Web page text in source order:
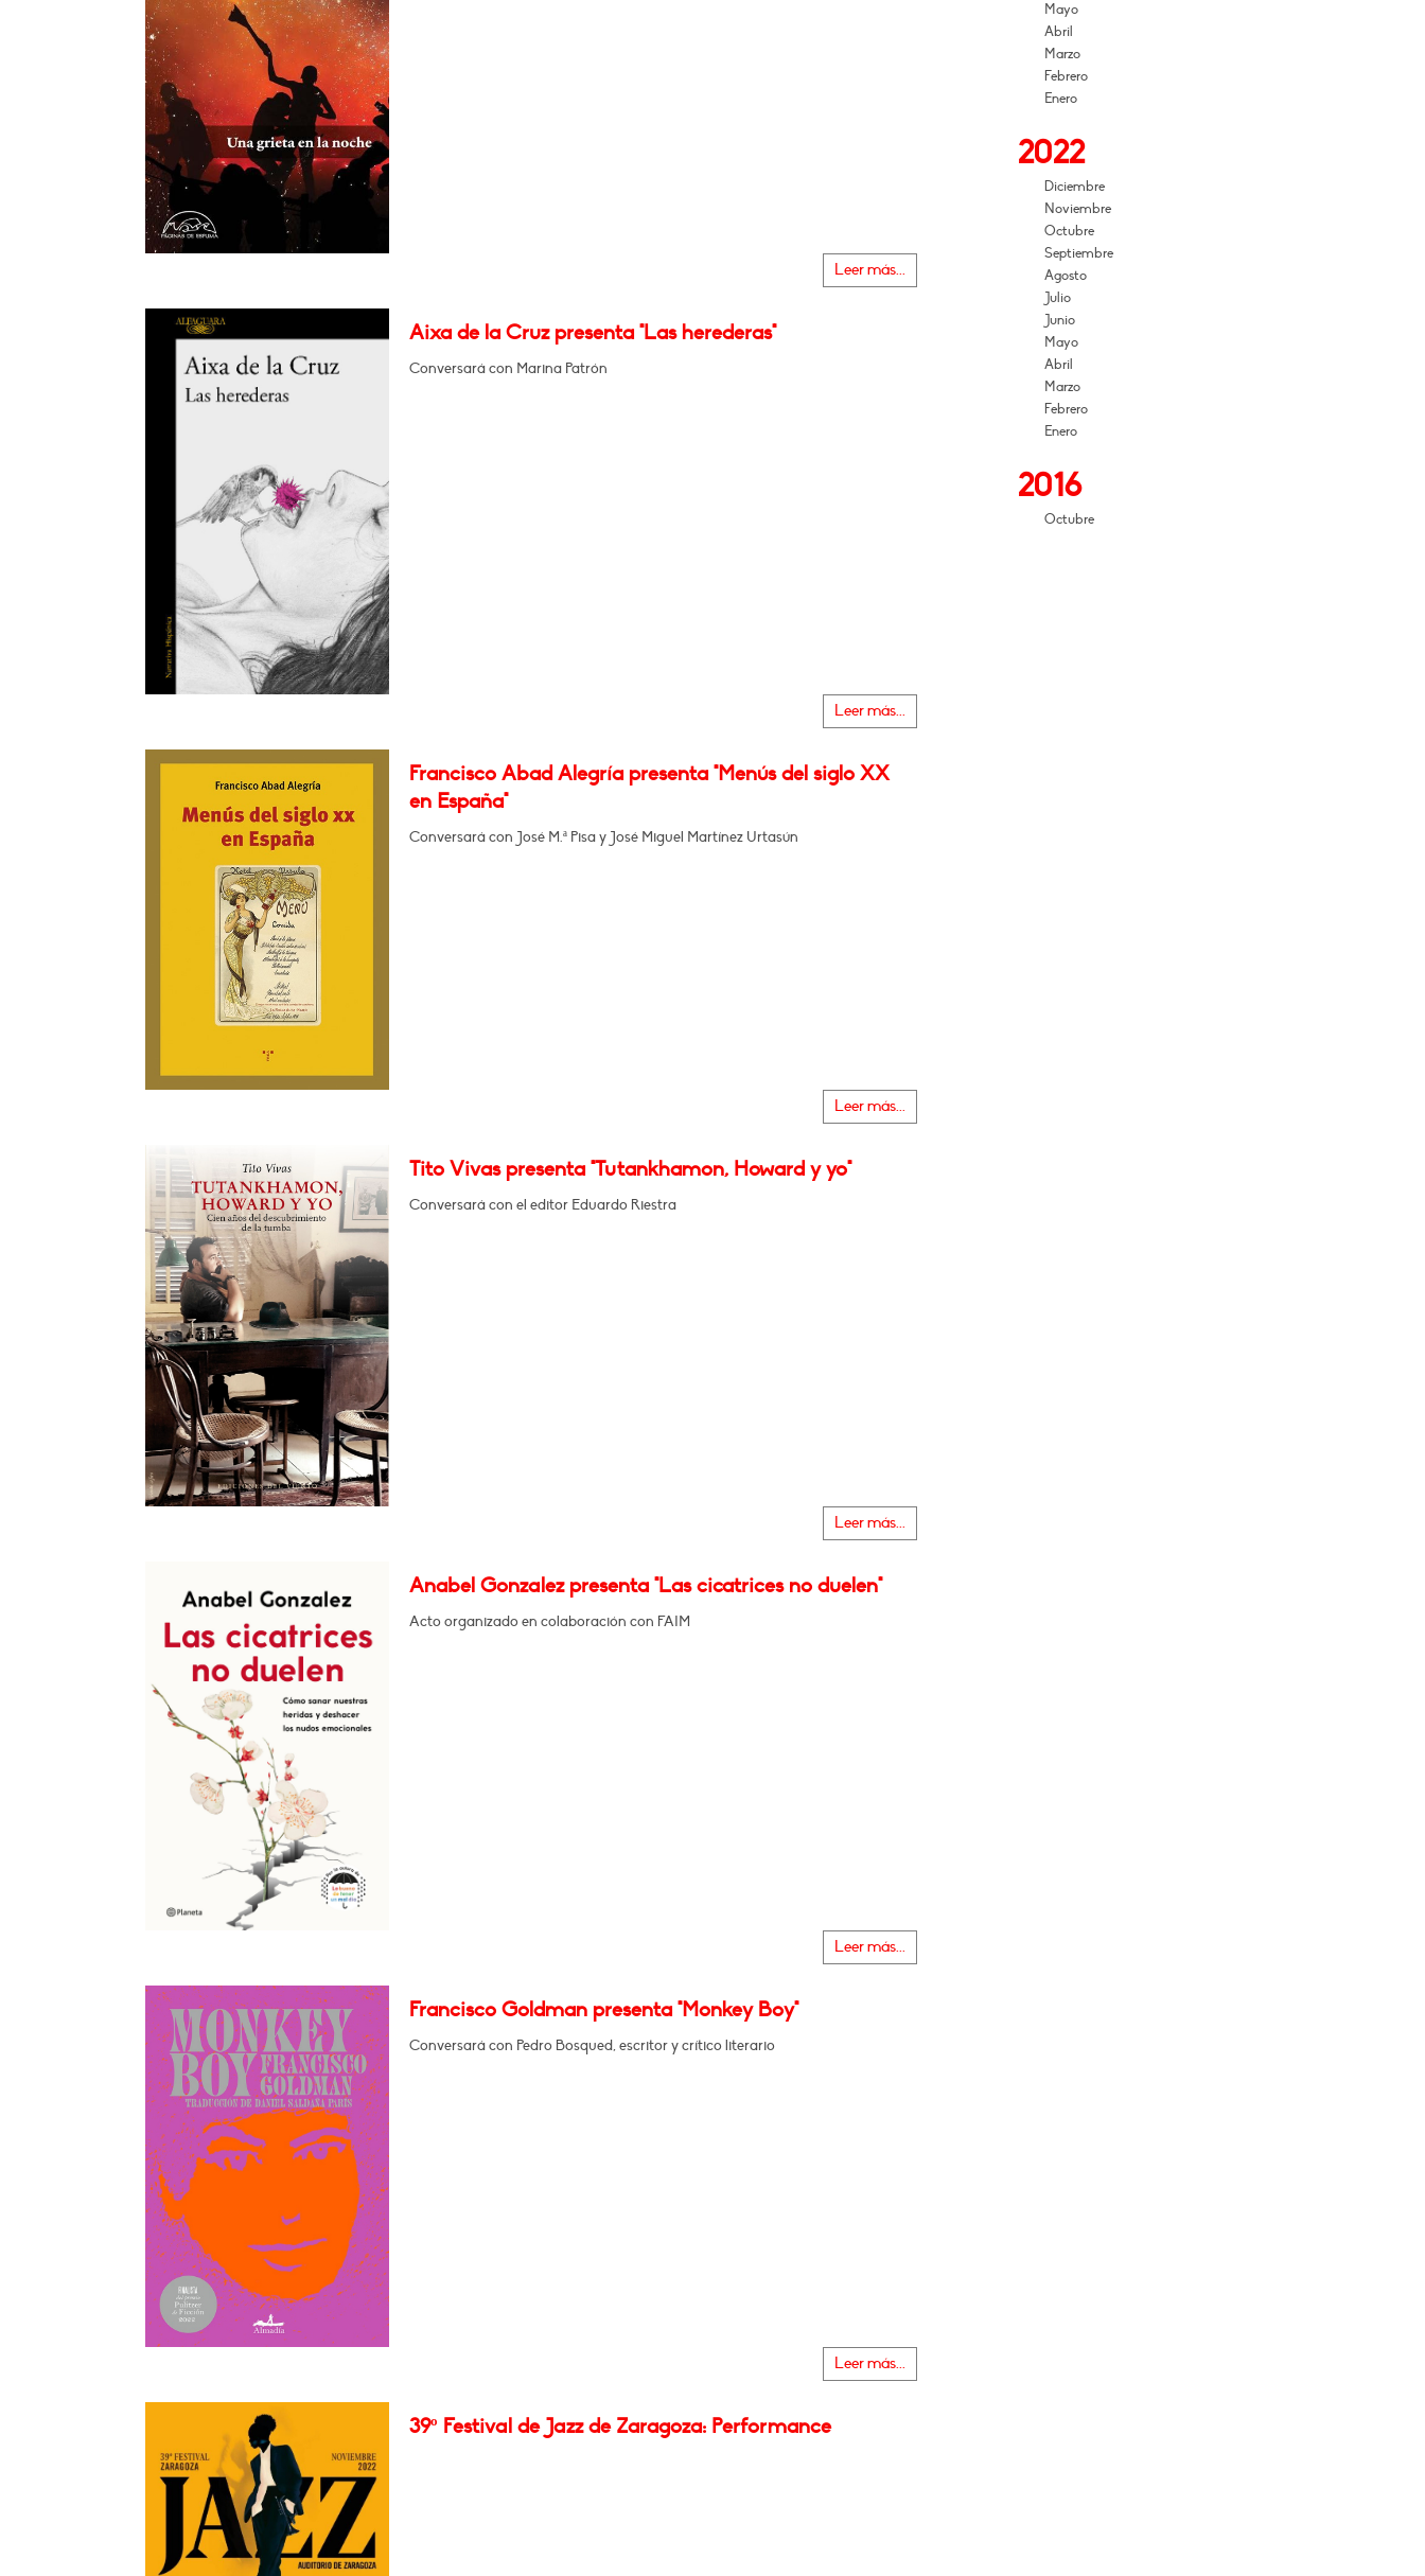
Leer más...
Aixa de la Cruz presenta "Las herederas"
Conversará con Marina Patrón
Leer más...
Francisco Abad Alegría presenta "Menús del siglo XX
en España"
Conversará con José M.ª Pisa y José Miguel Martínez Urtasún
Leer más...
Tito Vivas presenta "Tutankhamon, Howard y yo"
Conversará con el editor Eduardo Riestra
Leer más...
Anabel Gonzalez presenta "Las cicatrices no duelen"
Acto organizado en colaboración con FAIM
Leer más...
Francisco Goldman presenta "Monkey Boy"
Conversará con Pedro Bosqued, escritor y crítico literario
Leer más...
39º Festival de Jazz de Zaragoza: Performance
Mayo
Abril
Marzo
Febrero
Enero
2022
Diciembre
Noviembre
Octubre
Septiembre
Agosto
Julio
Junio
Mayo
Abril
Marzo
Febrero
Enero
2016
Octubre